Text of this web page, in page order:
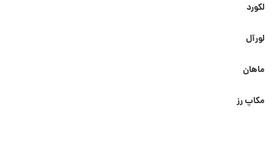
لکورد
لورآل
ماهان
مکاپ رز